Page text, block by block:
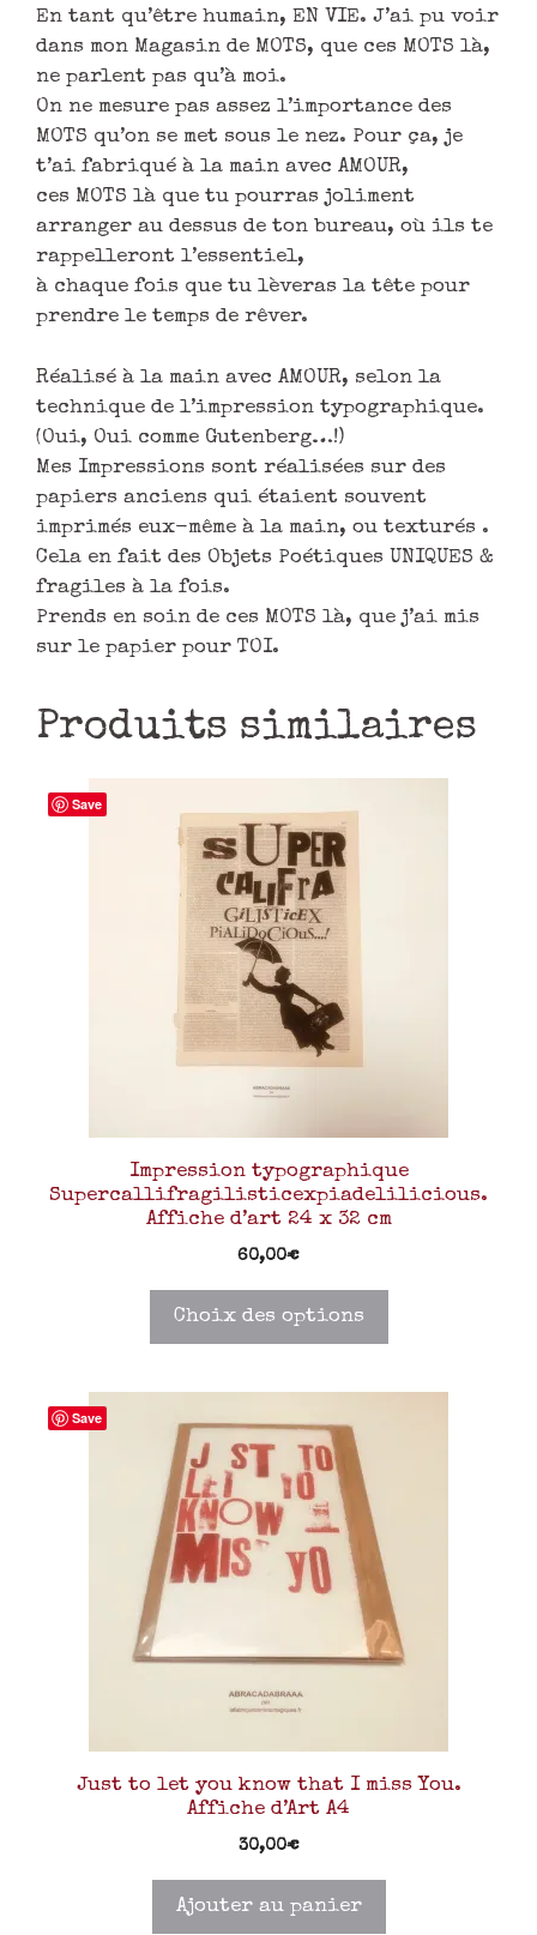
En tant qu’être humain, EN VIE. J’ai pu voir
dans mon Magasin de MOTS, que ces MOTS là,
ne parlent pas qu’à moi.
On ne mesure pas assez l’importance des
MOTS qu’on se met sous le nez. Pour ça, je
t’ai fabriqué à la main avec AMOUR,
ces MOTS là que tu pourras joliment
arranger au dessus de ton bureau, où ils te
rappelleront l’essentiel,
à chaque fois que tu lèveras la tête pour
prendre le temps de rêver.
Réalisé à la main avec AMOUR, selon la
technique de l’impression typographique.
(Oui, Oui comme Gutenberg…!)
Mes Impressions sont réalisées sur des
papiers anciens qui étaient souvent
imprimés eux-même à la main, ou texturés .
Cela en fait des Objets Poétiques UNIQUES &
fragiles à la fois.
Prends en soin de ces MOTS là, que j’ai mis
sur le papier pour TOI.
Produits similaires
Save
Impression typographique
Supercallifragilisticexpiadelilicious.
Affiche d’art 24 x 32 cm
60,00€
Choix des options
Save
Just to let you know that I miss You.
Affiche d’Art A4
30,00€
Ajouter au panier